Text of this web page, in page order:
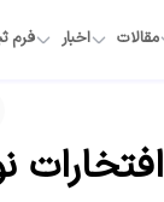
مقالات اخبار فرم ثبت
افتخارات